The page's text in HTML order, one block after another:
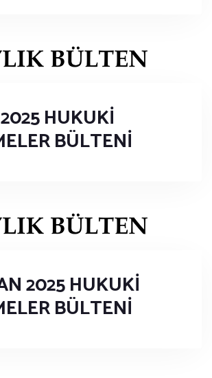
HUKUKİ
BÜLTENİ
2025 HUKUKİ
BÜLTENİ